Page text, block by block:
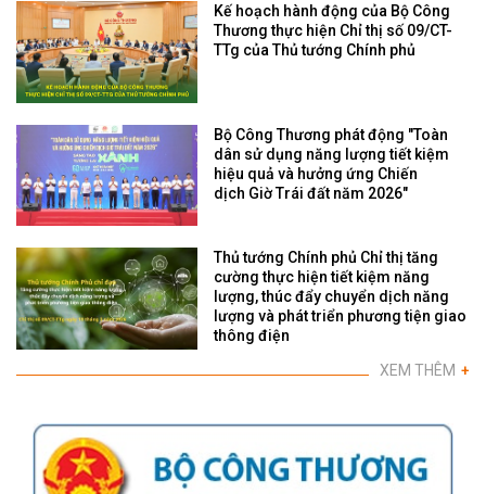
Kế hoạch hành động của Bộ Công
Thương thực hiện Chỉ thị số 09/CT-
TTg của Thủ tướng Chính phủ
Bộ Công Thương phát động "Toàn
dân sử dụng năng lượng tiết kiệm
hiệu quả và hưởng ứng Chiến
dịch Giờ Trái đất năm 2026"
Thủ tướng Chính phủ Chỉ thị tăng
cường thực hiện tiết kiệm năng
lượng, thúc đẩy chuyển dịch năng
lượng và phát triển phương tiện giao
thông điện
XEM THÊM +